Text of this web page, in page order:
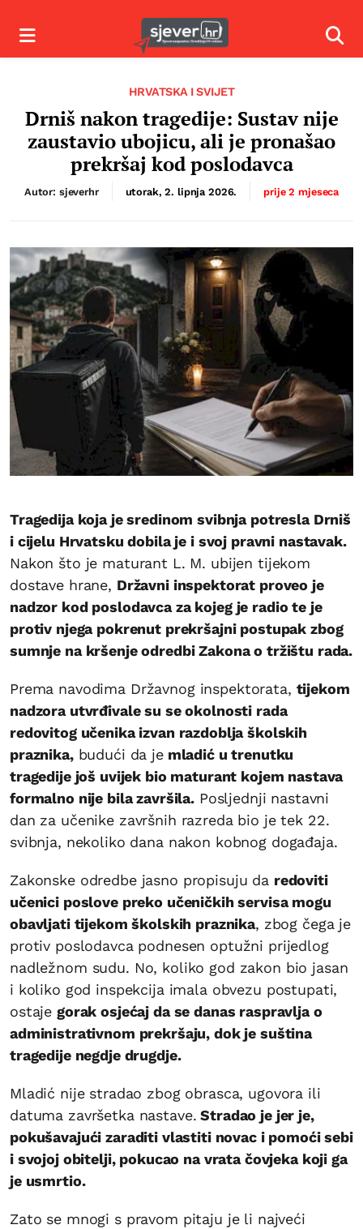
Izbornik
HRVATSKA I SVIJET
Drniš nakon tragedije: Sustav nije
zaustavio ubojicu, ali je pronašao
prekršaj kod poslodavca
Autor: sjeverhr utorak, 2. lipnja 2026. prije 2 mjeseca
Tragedija koja je sredinom svibnja potresla Drniš
i cijelu Hrvatsku dobila je i svoj pravni nastavak.
Nakon što je maturant L. M. ubijen tijekom
dostave hrane, Državni inspektorat proveo je
nadzor kod poslodavca za kojeg je radio te je
protiv njega pokrenut prekršajni postupak zbog
sumnje na kršenje odredbi Zakona o tržištu rada.
Prema navodima Državnog inspektorata, tijekom
nadzora utvrđivale su se okolnosti rada
redovitog učenika izvan razdoblja školskih
praznika,budući da jemladić u trenutku
tragedije još uvijek bio maturant kojem nastava
formalno nije bila završila.Posljednji nastavni
dan za učenike završnih razreda bio je tek 22.
svibnja, nekoliko dana nakon kobnog događaja.
Zakonske odredbe jasno propisuju da redoviti
učenici poslove preko učeničkih servisa mogu
obavljati tijekom školskih praznika, zbog čega je
protiv poslodavca podnesen optužni prijedlog
nadležnom sudu. No, koliko god zakon bio jasan
i koliko god inspekcija imala obvezu postupati,
ostaje gorak osjećaj da se danas raspravlja o
administrativnom prekršaju, dok je suština
tragedije negdje drugdje.
Mladić nije stradao zbog obrasca, ugovora ili
datuma završetka nastave. Stradao je jer je,
pokušavajući zaraditi vlastiti novac i pomoći sebi
i svojoj obitelji, pokucao na vrata čovjeka koji ga
je usmrtio.
Zato se mnogi s pravom pitaju je li najveći